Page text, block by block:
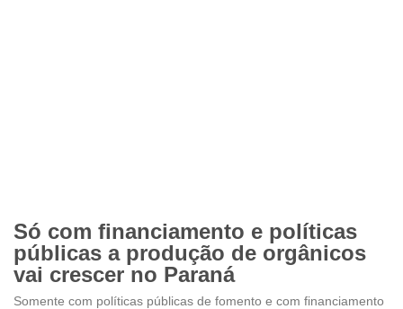
Só com financiamento e políticas
públicas a produção de orgânicos
vai crescer no Paraná
Somente com políticas públicas de fomento e com financiamento